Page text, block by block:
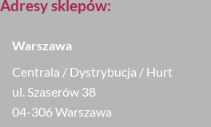
Adresy sklepów:
Warszawa
Centrala / Dystrybucja / Hurt
ul. Szaserów 38
04-306 Warszawa